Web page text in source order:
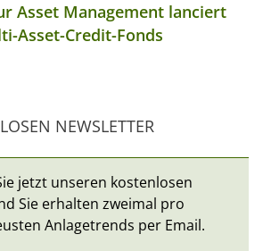
Asset Management lanciert
Asset-Credit-Fonds
NEWSLETTER
jetzt unseren kostenlosen
Sie erhalten zweimal pro
Anlagetrends per Email.